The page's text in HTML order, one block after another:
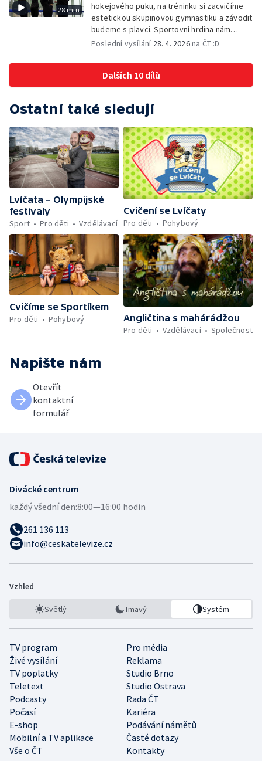
28 min
hokejového puku, na tréninku si zacvičíme
estetickou skupinovou gymnastiku a závodit
budeme s plavci. Sportovní hrdina nám
ukáže co umí a společně si vyzkoušíme
Poslední vysílání 28. 4. 2026na ČT :D
Dalších 10 dílů
Ostatní také sledují
Lvíčata – Olympijské
festivaly
Sport
Pro děti Vzdělávací
Cvičení se Lvíčaty
Pro děti
Pohybový
Cvičíme se Sportíkem
Pro děti
Pohybový
Angličtina s mahárádžou
Pro děti
Vzdělávací Společnost
Napište nám
Otevřít
kontaktní
formulář
Divácké centrum
každý všední den:8:00—16:00 hodin
261 136 113
info@ceskatelevize.cz
Vzhled
Světlý Tmavý Systém
TV program
Pro média
Živé vysílání
Reklama
TV poplatky
Studio Brno
Teletext
Studio Ostrava
Podcasty
Rada ČT
Počasí
Kariéra
E-shop
Podávání námětů
Mobilní a TV aplikace
Časté dotazy
Vše o ČT
Kontakty